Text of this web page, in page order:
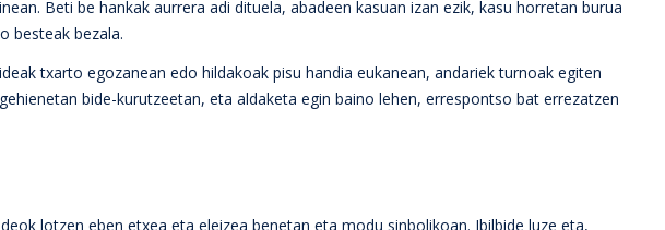
Beti be hankak aurrera adi dituela, abadeen kasuan izan ezik, kasu horretan burua
besteak bezala.
txarto egozanean edo hildakoak pisu handia eukanean, andariek turnoak egiten
bide-kurutzeetan, eta aldaketa egin baino lehen, errespontso bat errezatzen
lotzen eben etxea eta eleizea benetan eta modu sinbolikoan. Ibilbide luze eta,